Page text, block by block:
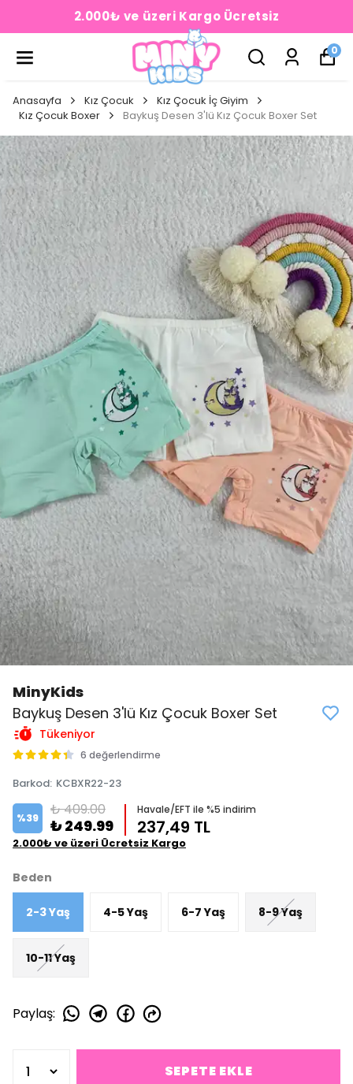
2.000₺ ve üzeri Kargo Ücretsiz
0
Anasayfa Kız Çocuk
Kız Çocuk İç Giyim
Kız Çocuk Boxer
Baykuş Desen 3'lü Kız Çocuk Boxer Set
MinyKids
Baykuş Desen 3'lü Kız Çocuk Boxer Set
Tükeniyor
6 değerlendirme
Barkod: KCBXR22-23
%39 ₺ 409.00
₺ 249.99
Havale/EFT ile %5 indirim
237,49 TL
2.000₺ ve üzeri Ücretsiz Kargo
Beden
2-3 Yaş 4-5 Yaş 6-7 Yaş 8-9 Yaş
10-11 Yaş
Paylaş:
SEPETE EKLE